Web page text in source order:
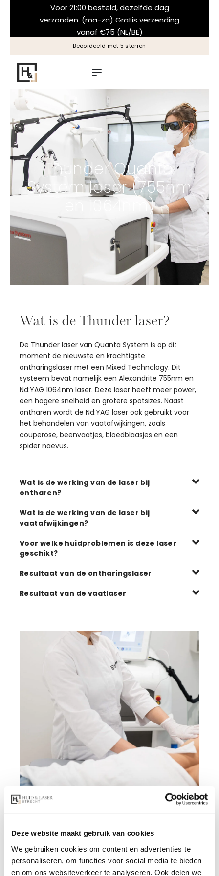
Deze website maakt gebruik van cookies
We gebruiken cookies om content en advertenties te
personaliseren, om functies voor social media te bieden
en om ons websiteverkeer te analyseren. Ook delen we
Voor 21:00 besteld, dezelfde dag
verzonden. (ma-za) Gratis verzending
vanaf €75 (NL/BE)
Beoordeeld met 5 sterren
Thunder Quanta
System laser (755nm
en 1064nm)
Wat is de Thunder laser?
De Thunder laser van Quanta System is op dit
moment de nieuwste en krachtigste
ontharingslaser met een Mixed Technology. Dit
systeem bevat namelijk een Alexandrite 755nm en
Nd:YAG 1064nm laser. Deze laser heeft meer power,
een hogere snelheid en grotere spotsizes. Naast
ontharen wordt de Nd:YAG laser ook gebruikt voor
het behandelen van vaatafwijkingen, zoals
couperose, beenvaatjes, bloedblaasjes en een
spider naevus.
Wat is de werking van de laser bij
ontharen?
Wat is de werking van de laser bij
vaatafwijkingen?
Voor welke huidproblemen is deze laser
geschikt?
Resultaat van de ontharingslaser
Resultaat van de vaatlaser